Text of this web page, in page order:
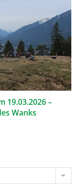
19.03.2026 –
Wanks